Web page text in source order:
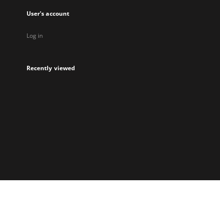
User's account
Log in
Recently viewed